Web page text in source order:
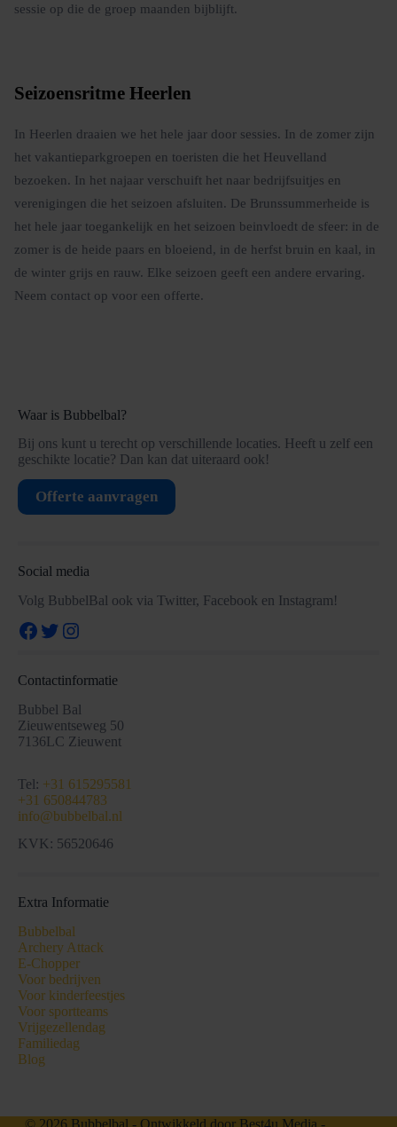
sessie op die de groep maanden bijblijft.
Seizoensritme Heerlen
In Heerlen draaien we het hele jaar door sessies. In de zomer zijn
het vakantieparkgroepen en toeristen die het Heuvelland
bezoeken. In het najaar verschuift het naar bedrijfsuitjes en
verenigingen die het seizoen afsluiten. De Brunssummerheide is
het hele jaar toegankelijk en het seizoen beinvloedt de sfeer: in de
zomer is de heide paars en bloeiend, in de herfst bruin en kaal, in
de winter grijs en rauw. Elke seizoen geeft een andere ervaring.
Neem contact op voor een offerte.
Waar is Bubbelbal?
Bij ons kunt u terecht op verschillende locaties. Heeft u zelf een
geschikte locatie? Dan kan dat uiteraard ook!
Offerte aanvragen
Social media
Volg BubbelBal ook via Twitter, Facebook en Instagram!
Facebook
Twitter
Instagram
Contactinformatie
Bubbel Bal
Zieuwentseweg 50
7136LC Zieuwent
Tel: +31 615295581
+31 650844783
info@bubbelbal.nl
KVK: 56520646
Extra Informatie
Bubbelbal
Archery Attack
E-Chopper
Voor bedrijven
Voor kinderfeestjes
Voor sportteams
Vrijgezellendag
Familiedag
Blog